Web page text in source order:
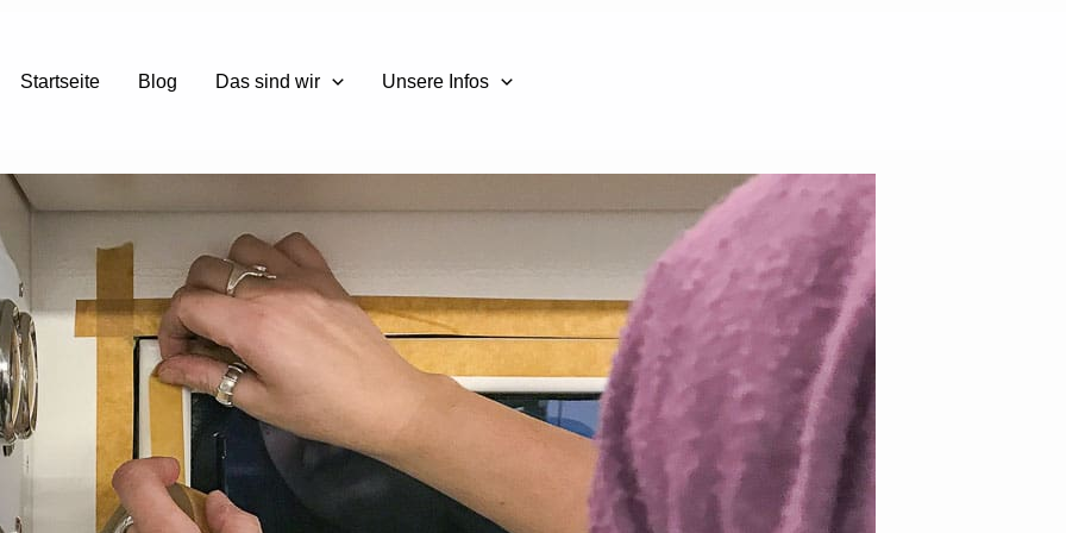
Startseite Blog Das sind wir Unsere Infos